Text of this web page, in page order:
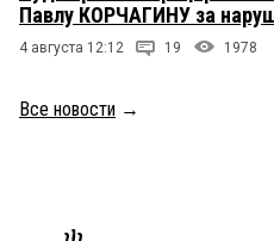
Павлу КОРЧАГИНУ за
4 августа 12:12 19 1978
Все новости →